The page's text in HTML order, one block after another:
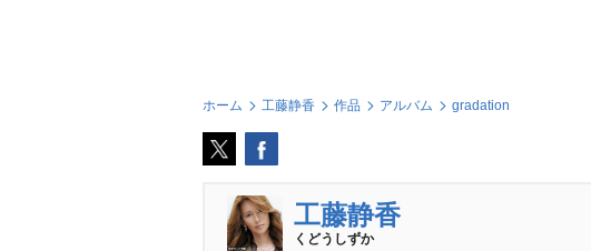
ホーム 工藤静香 作品 アルバム gradation
工藤静香
くどうしずか